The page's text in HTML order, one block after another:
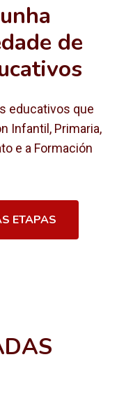
de
educativos que
Infantil, Primaria,
e a Formación
ETAPAS